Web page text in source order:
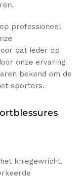
professioneel
dat ieder op
onze ervaring
bekend om de
sporters.
kniegewricht.